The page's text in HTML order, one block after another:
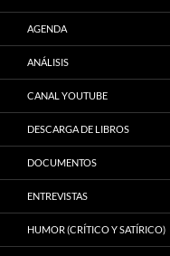
AGENDA
ANÁLISIS
CANAL YOUTUBE
DESCARGA DE LIBROS
DOCUMENTOS
ENTREVISTAS
HUMOR (CRÍTICO Y SATÍRICO)